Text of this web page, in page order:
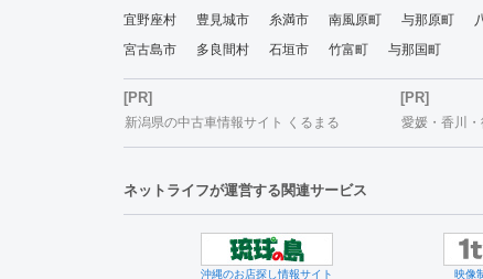
宜野座村
豊見城市 糸満市 南風原町 与那原町
宮古島市
多良間村 石垣市 竹富町 与那国町
[PR]
新潟県の中古車情報サイト くるまる
[PR]
愛媛・香川
ネットライフが運営する関連サービス
沖縄のお店探し情報サイト 映像